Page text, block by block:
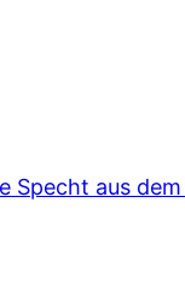
Specht aus dem